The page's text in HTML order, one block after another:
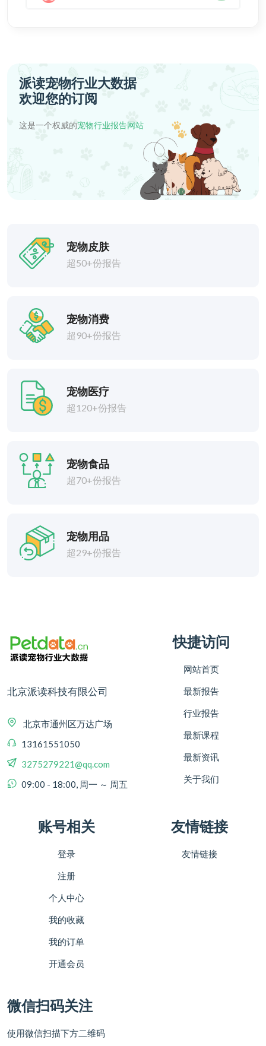
派读宠物行业大数据
欢迎您的订阅
这是一个权威的宠物行业报告网站
宠物皮肤
超50+份报告
宠物消费
超90+份报告
宠物医疗
超120+份报告
宠物食品
超70+份报告
宠物用品
超29+份报告
北京派读科技有限公司
北京市通州区万达广场
13161551050
3275279221@qq.com
09:00 - 18:00, 周一 ～ 周五
快捷访问
网站首页
最新报告
行业报告
最新课程
最新资讯
关于我们
账号相关
登录
注册
个人中心
我的收藏
我的订单
开通会员
友情链接
友情链接
微信扫码关注
使用微信扫描下方二维码